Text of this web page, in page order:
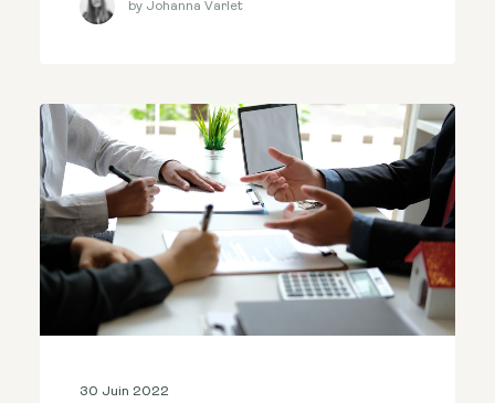
by Johanna Varlet
30 Juin 2022